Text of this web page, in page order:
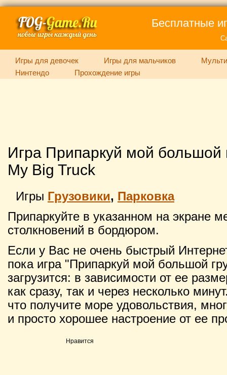
Бесплатные
Игры для девочек Игры для мальчиков
Нинтендо
Прохождение игры
Игра Припаркуй мой большой
My Big Truck
Игры Грузовики, Парковка
Припаркуйте в указанном на экране
столкновений в бордюром.
Если у Вас не очень быстрый
пока игра "Припаркуй мой большой
загрузится: в зависимости от ее
как сразу, так и через несколько
что получите море удовольствия,
и просто хорошее настроение от ее
Нравится